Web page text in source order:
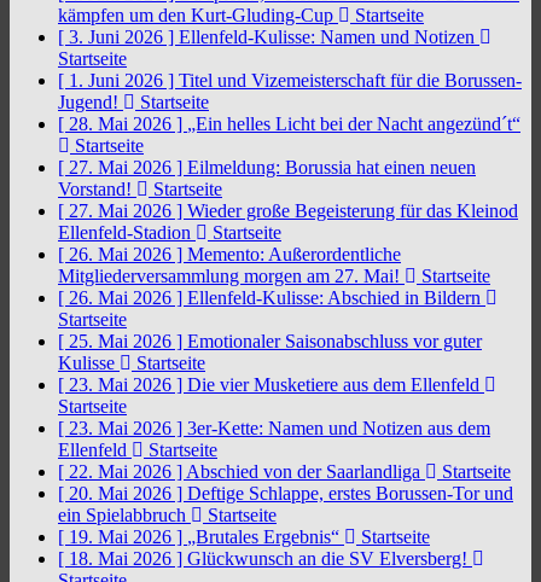
kämpfen um den Kurt-Gluding-Cup
Startseite
[ 3. Juni 2026 ] Ellenfeld-Kulisse: Namen und Notizen
Startseite
[ 1. Juni 2026 ] Titel und Vizemeisterschaft für die Borussen-
Jugend!
Startseite
[ 28. Mai 2026 ] „Ein helles Licht bei der Nacht angezünd´t“
Startseite
[ 27. Mai 2026 ] Eilmeldung: Borussia hat einen neuen
Vorstand!
Startseite
[ 27. Mai 2026 ] Wieder große Begeisterung für das Kleinod
Ellenfeld-Stadion
Startseite
[ 26. Mai 2026 ] Memento: Außerordentliche
Mitgliederversammlung morgen am 27. Mai!
Startseite
[ 26. Mai 2026 ] Ellenfeld-Kulisse: Abschied in Bildern
Startseite
[ 25. Mai 2026 ] Emotionaler Saisonabschluss vor guter
Kulisse
Startseite
[ 23. Mai 2026 ] Die vier Musketiere aus dem Ellenfeld
Startseite
[ 23. Mai 2026 ] 3er-Kette: Namen und Notizen aus dem
Ellenfeld
Startseite
[ 22. Mai 2026 ] Abschied von der Saarlandliga
Startseite
[ 20. Mai 2026 ] Deftige Schlappe, erstes Borussen-Tor und
ein Spielabbruch
Startseite
[ 19. Mai 2026 ] „Brutales Ergebnis“
Startseite
[ 18. Mai 2026 ] Glückwunsch an die SV Elversberg!